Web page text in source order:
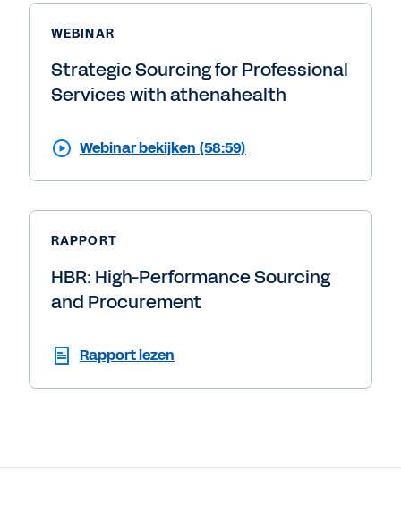
WEBINAR
Strategic Sourcing for Professional
Services with athenahealth
Webinar bekijken (58:59)
RAPPORT
HBR: High-Performance Sourcing
and Procurement
Rapport lezen